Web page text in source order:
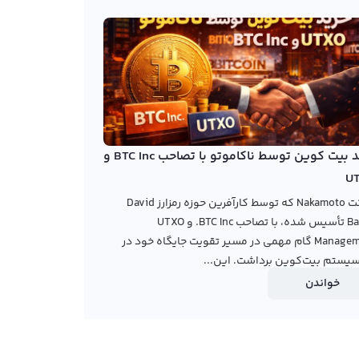
خرید بیت کوین توسط ناکاموتو با تصاحب BTC Inc و
شرکت Nakamoto که توسط کارآفرین حوزه رمزارز David
Bailey تأسیس شده، با تصاحب BTC Inc. و UTXO
Management گام مهمی در مسیر تقویت جایگاه خود در
بیت‌کوین برداشت. این...
خواندن